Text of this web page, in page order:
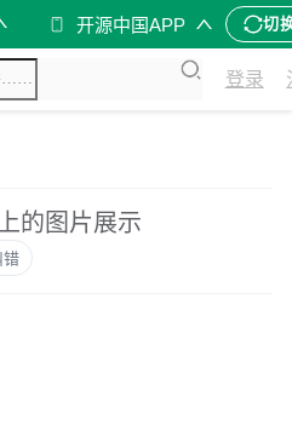
开源中国APP 切
登录
的图片展示
错